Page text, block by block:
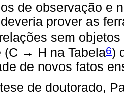
de observação e
prover as
sem
(C → H na Tabela6)
de novos fatos
de doutorado,